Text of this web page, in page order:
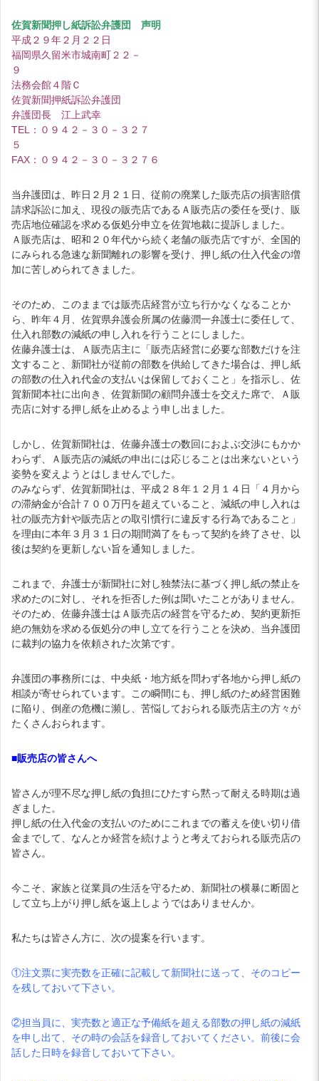
佐賀新聞押し紙訴訟弁護団 声明
平成２９年２月２２日
福岡県久留米市城南町２２－
９
法務会館４階Ｃ
佐賀新聞押紙訴訟弁護団
弁護団長 江上武幸
TEL：０９４２－３０－３２７
５
FAX：０９４２－３０－３２７６
当弁護団は、昨日２月２１日、従前の廃業した販売店の損害賠償
請求訴訟に加え、現役の販売店であるＡ販売店の委任を受け、販
売店地位確認を求める仮処分申立を佐賀地裁に提訴しました。
Ａ販売店は、昭和２０年代から続く老舗の販売店ですが、全国的
にみられる急速な新聞離れの影響を受け、押し紙の仕入代金の増
加に苦しめられてきました。
そのため、このままでは販売店経営が立ち行かなくなることか
ら、昨年４月、佐賀県弁護会所属の佐藤潤一弁護士に委任して、
仕入れ部数の減紙の申し入れを行うことにしました。
佐藤弁護士は、Ａ販売店主に「販売店経営に必要な部数だけを注
文すること、新聞社が従前の部数を供給してきた場合は、押し紙
の部数の仕入れ代金の支払いは保留しておくこと」を指示し、佐
賀新聞本社に出向き、佐賀新聞の顧問弁護士を交えた席で、Ａ販
売店に対する押し紙を止めるよう申し出ました。
しかし、佐賀新聞社は、佐藤弁護士の数回におよぶ交渉にもかか
わらず、Ａ販売店の減紙の申出には応じることは出来ないという
姿勢を変えようとはしませんでした。
のみならず、佐賀新聞社は、平成２８年１２月１４日「４月から
の滞納金が合計７００万円を超えていること、減紙の申し入れは
社の販売方針や販売店との取引慣行に違反する行為であること」
を理由に本年３月３１日の期間満了をもって契約を終了させ、以
後は契約を更新しない旨を通知しました。
これまで、弁護士が新聞社に対し独禁法に基づく押し紙の禁止を
求めたのに対し、それを拒否した例は聞いたことがありません。
そのため、佐藤弁護士はＡ販売店の経営を守るため、契約更新拒
絶の無効を求める仮処分の申し立てを行うことを決め、当弁護団
に裁判の協力を依頼された次第です。
弁護団の事務所には、中央紙・地方紙を問わず各地から押し紙の
相談が寄せられています。この瞬間にも、押し紙のため経営困難
に陥り、倒産の危機に瀕し、苦悩しておられる販売店主の方々が
たくさんおられます。
■販売店の皆さんへ
皆さんが理不尽な押し紙の負担にひたすら黙って耐える時期は過
ぎました。
押し紙の仕入代金の支払いのためにこれまでの蓄えを使い切り借
金までして、なんとか経営を続けようと考えておられる販売店の
皆さん。
今こそ、家族と従業員の生活を守るため、新聞社の横暴に断固と
して立ち上がり押し紙を返上しようではありませんか。
私たちは皆さん方に、次の提案を行います。
①注文票に実売数を正確に記載して新聞社に送って、そのコピー
を残しておいて下さい。
②担当員に、実売数と適正な予備紙を超える部数の押し紙の減紙
を申し出て、その時の会話を録音しておいてください。前後に会
話した日時を録音しておいて下さい。